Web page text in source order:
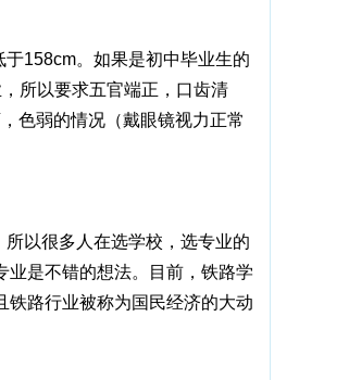
158cm。如果是初中毕业生的
所以要求五官端正，口齿清
色弱的情况（戴眼镜视力正常
以很多人在选学校，选专业的
业是不错的想法。目前，铁路学
铁路行业被称为国民经济的大动